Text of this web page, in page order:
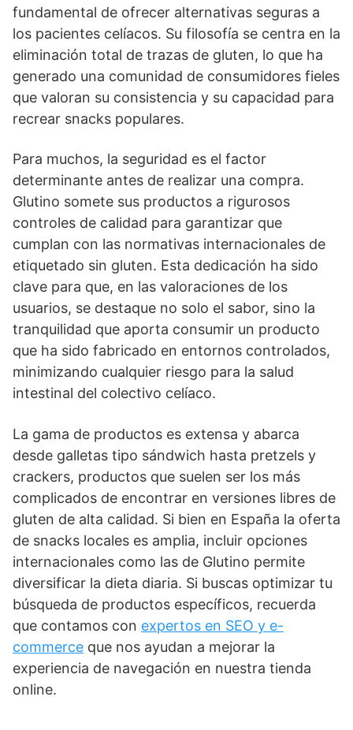
fundamental de ofrecer alternativas seguras a
los pacientes celíacos. Su filosofía se centra en la
eliminación total de trazas de gluten, lo que ha
generado una comunidad de consumidores fieles
que valoran su consistencia y su capacidad para
recrear snacks populares.
Para muchos, la seguridad es el factor
determinante antes de realizar una compra.
Glutino somete sus productos a rigurosos
controles de calidad para garantizar que
cumplan con las normativas internacionales de
etiquetado sin gluten. Esta dedicación ha sido
clave para que, en las valoraciones de los
usuarios, se destaque no solo el sabor, sino la
tranquilidad que aporta consumir un producto
que ha sido fabricado en entornos controlados,
minimizando cualquier riesgo para la salud
intestinal del colectivo celíaco.
La gama de productos es extensa y abarca
desde galletas tipo sándwich hasta pretzels y
crackers, productos que suelen ser los más
complicados de encontrar en versiones libres de
gluten de alta calidad. Si bien en España la oferta
de snacks locales es amplia, incluir opciones
internacionales como las de Glutino permite
diversificar la dieta diaria. Si buscas optimizar tu
búsqueda de productos específicos, recuerda
que contamos con expertos en SEO y e-
commerce que nos ayudan a mejorar la
experiencia de navegación en nuestra tienda
online.